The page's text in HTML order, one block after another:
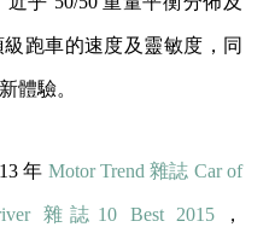
跑車的速度及靈敏度，同
體驗。
年 Motor Trend 雜誌 Car of
雜誌10 Best 2015 ，